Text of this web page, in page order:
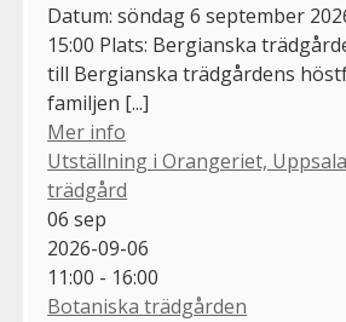
Datum: söndag 6 september
15:00 Plats: Bergianska
till Bergianska trädgårdens
familjen [...]
Mer info
Utställning i Orangeriet,
trädgård
06 sep
2026-09-06
11:00 - 16:00
Botaniska trädgården